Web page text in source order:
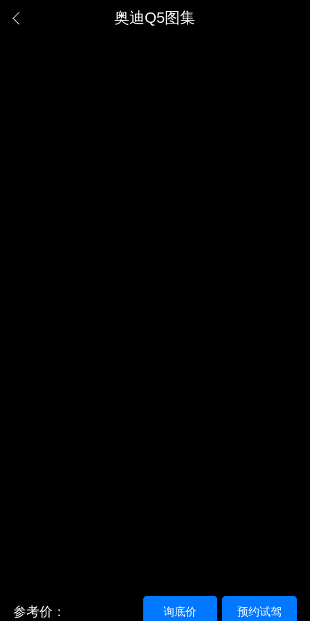
奥迪Q5图集
参考价： 预约试驾
询底价